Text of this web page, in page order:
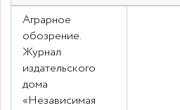
Аграрное
обозрение.
Журнал
издательского
дома
«Независимая